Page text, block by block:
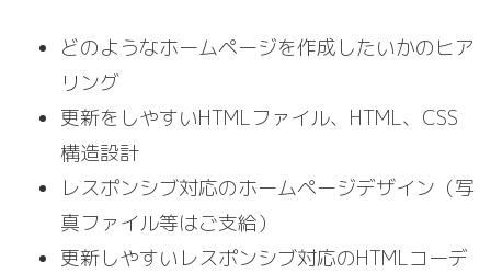
どのようなホームページを作成したいかのヒア
リング
更新をしやすいHTMLファイル、HTML、CSS
構造設計
レスポンシブ対応のホームページデザイン（写
真ファイル等はご支給）
更新しやすいレスポンシブ対応のHTMLコーデ